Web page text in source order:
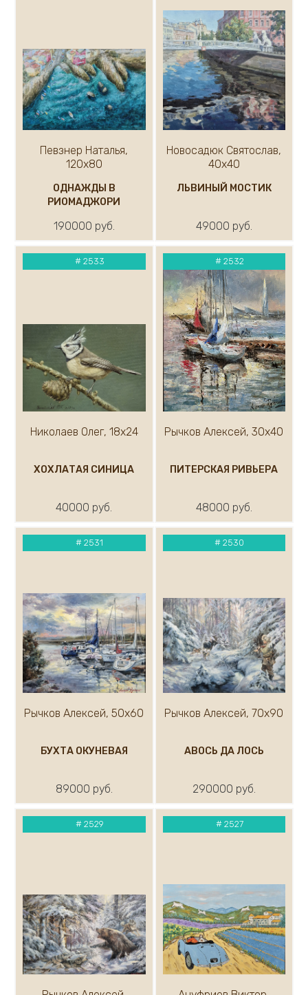
Певзнер Наталья,
120х80
ОДНАЖДЫ В
РИОМАДЖОРИ
190000 руб.
Новосадюк Святослав,
40х40
ЛЬВИНЫЙ МОСТИК
49000 руб.
# 2533
Николаев Олег, 18х24
ХОХЛАТАЯ СИНИЦА
40000 руб.
# 2532
Рычков Алексей, 30х40
ПИТЕРСКАЯ РИВЬЕРА
48000 руб.
#2531
Рычков Алексей, 50х60
БУХТА ОКУНЕВАЯ
89000 руб.
# 2530
Рычков Алексей, 70х90
АВОСЬ ДА ЛОСЬ
290000 руб.
# 2529 # 2527